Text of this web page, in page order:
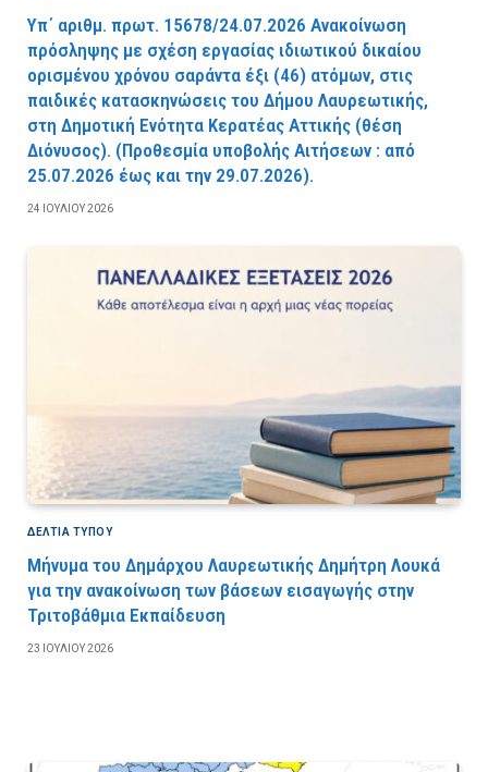
Υπ΄ αριθμ. πρωτ. 15678/24.07.2026 Ανακοίνωση
πρόσληψης με σχέση εργασίας ιδιωτικού δικαίου
ορισμένου χρόνου σαράντα έξι (46) ατόμων, στις
παιδικές κατασκηνώσεις του Δήμου Λαυρεωτικής,
στη Δημοτική Ενότητα Κερατέας Αττικής (θέση
Διόνυσος). (Προθεσμία υποβολής Αιτήσεων : από
25.07.2026 έως και την 29.07.2026).
24 ΙΟΥΛΊΟΥ 2026
ΔΕΛΤΙΑ ΤΥΠΟΥ
Μήνυμα του Δημάρχου Λαυρεωτικής Δημήτρη Λουκά
για την ανακοίνωση των βάσεων εισαγωγής στην
Τριτοβάθμια Εκπαίδευση
23 ΙΟΥΛΊΟΥ 2026